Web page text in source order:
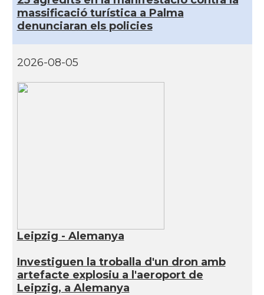
massificació turística a Palma
denunciaran els policies
2026-08-05
Leipzig - Alemanya
Investiguen la troballa d'un dron amb
artefacte explosiu a l'aeroport de
Leipzig, a Alemanya